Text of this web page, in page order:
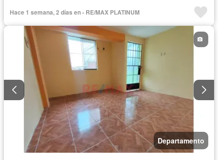
Hace 1 semana, 2 días en - RE/MAX PLATINUM
Departamento